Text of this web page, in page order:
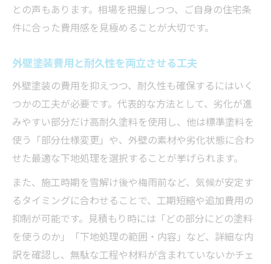
との声もあります。相場を把握しつつ、ご自身の住宅条
件に合った費用感を見極めることが大切です。
外壁塗装費用と耐久性を両立させる工夫
外壁塗装の費用を抑えつつ、耐久性も確保するにはいく
つかの工夫が必要です。代表的な方法として、劣化が進
みやすい部分だけ高耐久塗料を使用し、他は標準塗料を
使う「部分仕様変更」や、外壁の素材や劣化状態に合わ
せた最適な下地処理を選択することが挙げられます。
また、施工時期を雪解け後や梅雨前など、気候が安定す
るタイミングに合わせることで、工期短縮や追加費用の
抑制が可能です。見積もり時には「どの部分にどの塗料
を使うのか」「下地処理の範囲・内容」など、詳細な内
訳を確認し、無駄な工程や材料が含まれていないかチェ